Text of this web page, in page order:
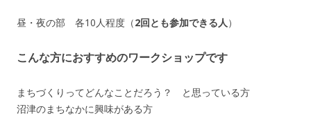
昼・夜の部 各10人程度（2回とも参加できる人）
こんな方におすすめのワークショップです
まちづくりってどんなことだろう？ と思っている方
沼津のまちなかに興味がある方